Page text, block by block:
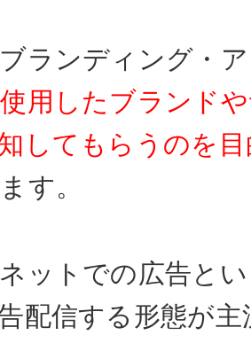
ランディング・
用したブランド
してもらうのを
す。
ットでの広告と
配信する形態が